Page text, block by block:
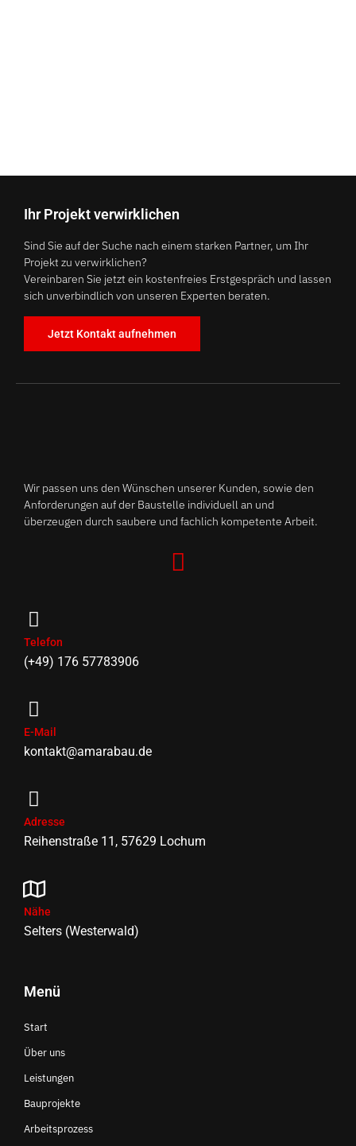
Ihr Projekt verwirklichen
Sind Sie auf der Suche nach einem starken Partner, um Ihr
Projekt zu verwirklichen?
Vereinbaren Sie jetzt ein kostenfreies Erstgespräch und lassen
sich unverbindlich von unseren Experten beraten.
Jetzt Kontakt aufnehmen
Wir passen uns den Wünschen unserer Kunden, sowie den
Anforderungen auf der Baustelle individuell an und
überzeugen durch saubere und fachlich kompetente Arbeit.
Telefon
(+49) 176 57783906
E-Mail
kontakt@amarabau.de
Adresse
Reihenstraße 11, 57629 Lochum
Nähe
Selters (Westerwald)
Menü
Start
Über uns
Leistungen
Bauprojekte
Arbeitsprozess